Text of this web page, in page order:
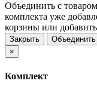
Объединить с
комплекта уже
корзины или
Закрыть Объединить
×
Комплект